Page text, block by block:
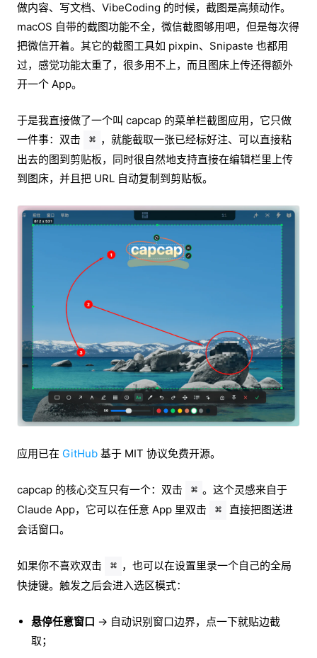
做内容、写文档、VibeCoding 的时候，截图是高频动作。
macOS 自带的截图功能不全，微信截图够用吧，但是每次得
把微信开着。其它的截图工具如 pixpin、Snipaste 也都用
过，感觉功能太重了，很多用不上，而且图床上传还得额外
开一个 App。
于是我直接做了一个叫 capcap 的菜单栏截图应用，它只做
一件事：双击
⌘ ，就能截取一张已经标好注、可以直接粘
出去的图到剪贴板，同时很自然地支持直接在编辑栏里上传
到图床，并且把 URL 自动复制到剪贴板。
应用已在 GitHub 基于 MIT 协议免费开源。
capcap 的核心交互只有一个：双击 ⌘ 。这个灵感来自于
Claude App，它可以在任意 App 里双击
⌘
直接把图送进
会话窗口。
如果你不喜欢双击 ⌘ ，也可以在设置里录一个自己的全局
快捷键。触发之后会进入选区模式：
悬停任意窗口 → 自动识别窗口边界，点一下就贴边截
取；